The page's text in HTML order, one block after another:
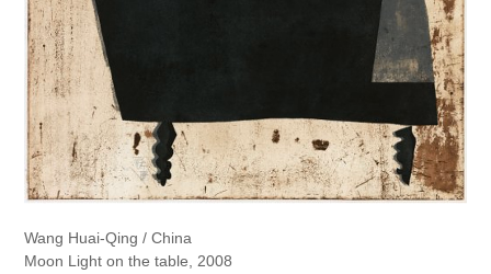
Wang Huai-Qing / China
Moon Light on the table, 2008